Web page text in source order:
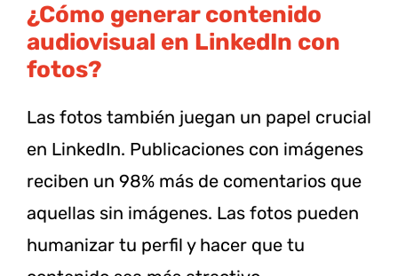
¿Cómo generar contenido
audiovisual en LinkedIn con
fotos?
Las fotos también juegan un papel crucial
en LinkedIn. Publicaciones con imágenes
reciben un 98% más de comentarios que
aquellas sin imágenes. Las fotos pueden
humanizar tu perfil y hacer que tu